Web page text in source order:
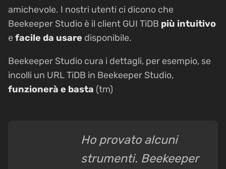
amichevole. I nostri utenti ci dicono che
Beekeeper Studio è il client GUI TiDB più intuitivo
efacile da usare disponibile.
Beekeeper Studio cura i dettagli, per esempio, se
incolli un URL TiDB in Beekeeper Studio,
funzionerà e basta (tm)
Ho provato alcuni
strumenti. Beekeeper